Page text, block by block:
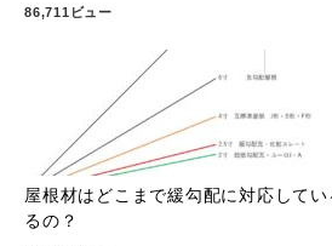
86,711ビュー
屋根材はどこまで緩勾配に対応して
るの？